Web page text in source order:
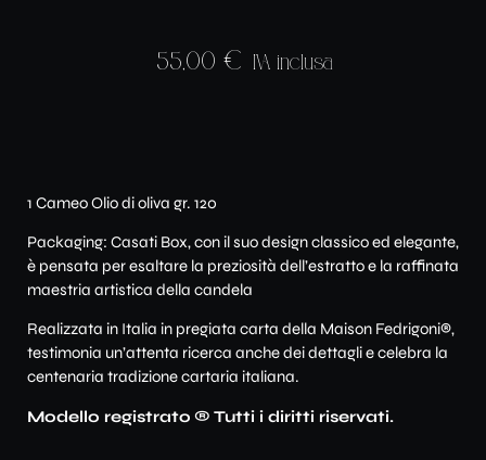
55,00 € IVA inclusa
1 Cameo Olio di oliva gr. 120
Packaging: Casati Box, con il suo design classico ed elegante,
è pensata per esaltare la preziosità dell’estratto e la raffinata
maestria artistica della candela
Realizzata in Italia in pregiata carta della Maison Fedrigoni®,
testimonia un’attenta ricerca anche dei dettagli e celebra la
centenaria tradizione cartaria italiana.
Modello registrato ® Tutti i diritti riservati.